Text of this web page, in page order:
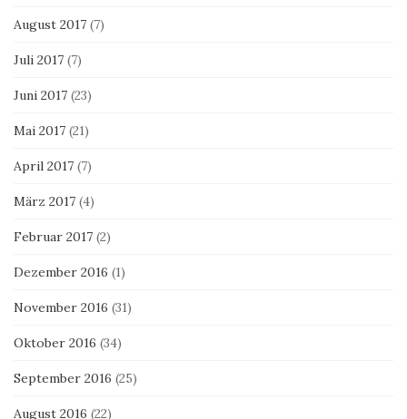
August 2017 (7)
Juli 2017 (7)
Juni 2017 (23)
Mai 2017 (21)
April 2017 (7)
März 2017 (4)
Februar 2017 (2)
Dezember 2016 (1)
November 2016 (31)
Oktober 2016 (34)
September 2016 (25)
August 2016 (22)